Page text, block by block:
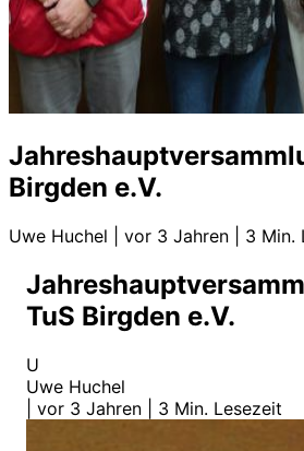
Birgden e.V.
Uwe Huchel vor 3 Jahren 3 Min.
TuS Birgden e.V.
U
Uwe Huchel
vor 3 Jahren 3 Min. Lesezeit